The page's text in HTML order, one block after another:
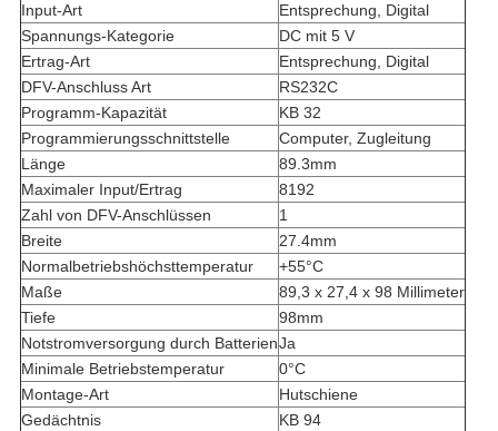
Input-Art
Entsprechung, Digital
Spannungs-Kategorie
DC mit 5 V
Ertrag-Art
Entsprechung, Digital
DFV-Anschluss Art
RS232C
Programm-Kapazität
KB 32
Programmierungsschnittstelle
Computer, Zugleitung
Länge
89.3mm
Maximaler Input/Ertrag
8192
Zahl von DFV-Anschlüssen
1
Breite
27.4mm
Normalbetriebshöchsttemperatur
+55°C
Maße
89,3 x 27,4 x 98 Millimeter
Tiefe
98mm
Notstromversorgung durch BatterienJa
Minimale Betriebstemperatur
0°C
Montage-Art
Hutschiene
Gedächtnis
KB 94